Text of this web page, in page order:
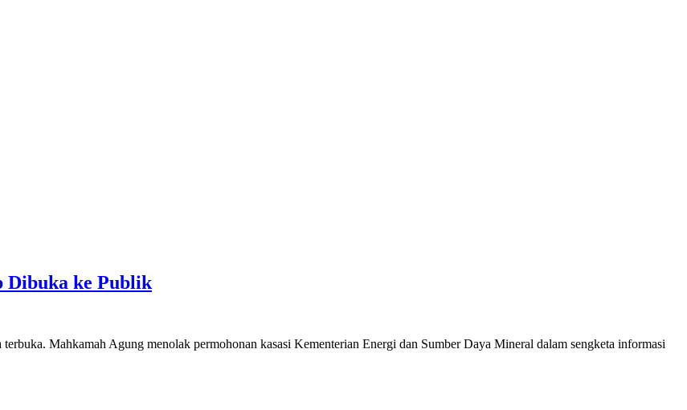
Dibuka ke Publik
Mahkamah Agung menolak permohonan kasasi Kementerian Energi dan Sumber Daya Mineral dalam sengketa informasi